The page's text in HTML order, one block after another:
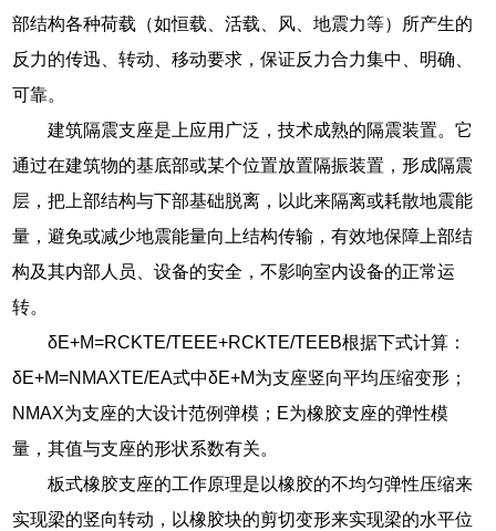
部结构各种荷载（如恒载、活载、风、地震力等）所产生的
反力的传迅、转动、移动要求，保证反力合力集中、明确、
可靠。
建筑隔震支座是上应用广泛，技术成熟的隔震装置。它
通过在建筑物的基底部或某个位置放置隔振装置，形成隔震
层，把上部结构与下部基础脱离，以此来隔离或耗散地震能
量，避免或减少地震能量向上结构传输，有效地保障上部结
构及其内部人员、设备的安全，不影响室内设备的正常运
转。
δE+M=RCKTE/TEEE+RCKTE/TEEB根据下式计算：
δE+M=NMAXTE/EA式中δE+M为支座竖向平均压缩变形；
NMAX为支座的大设计范例弹模；E为橡胶支座的弹性模
量，其值与支座的形状系数有关。
板式橡胶支座的工作原理是以橡胶的不均匀弹性压缩来
实现梁的竖向转动，以橡胶块的剪切变形来实现梁的水平位